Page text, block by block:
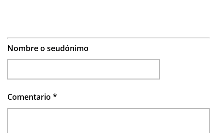
Nombre o seudónimo
Comentario *